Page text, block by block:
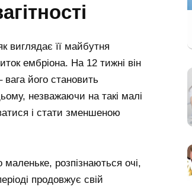
виглядає її майбутня
ембріона. На 12 тижні він
його становить
незважаючи на такі малі
і стати зменшеною
розпізнаються очі,
продовжує свій